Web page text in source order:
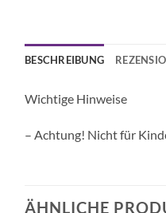
BESCHREIBUNG
Wichtige Hinweise
– Achtung! Nicht für
ÄHNLICHE